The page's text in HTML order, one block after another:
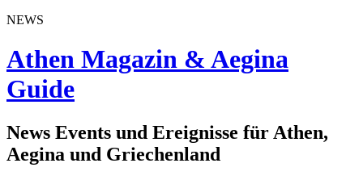
NEWS
Athen Magazin & Aegina
Guide
News Events und Ereignisse für Athen,
Aegina und Griechenland